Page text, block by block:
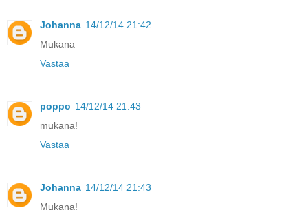
Johanna 14/12/14 21:42
Mukana
Vastaa
poppo 14/12/14 21:43
mukana!
Vastaa
Johanna 14/12/14 21:43
Mukana!